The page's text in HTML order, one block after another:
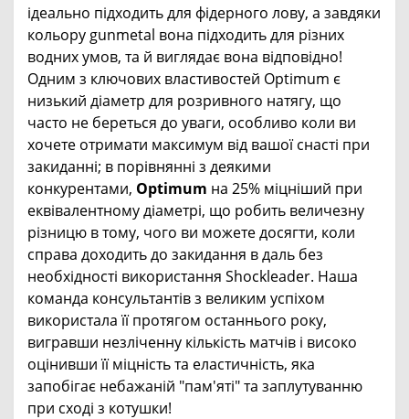
ідеально підходить для фідерного лову, а завдяки
кольору gunmetal вона підходить для різних
водних умов, та й виглядає вона відповідно!
Одним з ключових властивостей Optimum є
низький діаметр для розривного натягу, що
часто не береться до уваги, особливо коли ви
хочете отримати максимум від вашої снасті при
закиданні; в порівнянні з деякими
конкурентами, Optimum на 25% міцніший при
еквівалентному діаметрі, що робить величезну
різницю в тому, чого ви можете досягти, коли
справа доходить до закидання в даль без
необхідності використання Shockleader. Наша
команда консультантів з великим успіхом
використала її протягом останнього року,
вигравши незліченну кількість матчів і високо
оцінивши її міцність та еластичність, яка
запобігає небажаній "пам'яті" та заплутуванню
при сході з котушки!